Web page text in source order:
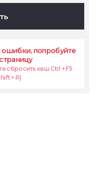
попробуйте
сбросить кеш Ctrl + F5
+ R)